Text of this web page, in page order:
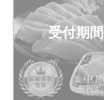
受付期